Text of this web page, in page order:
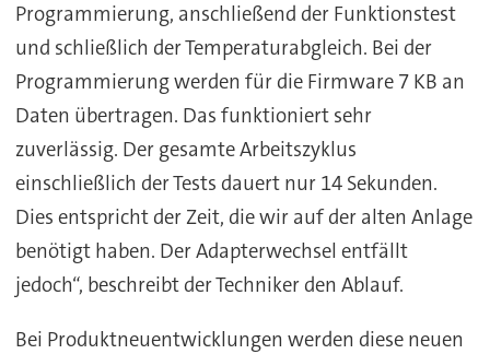
Programmierung, anschließend der Funktionstest
und schließlich der Temperaturabgleich. Bei der
Programmierung werden für die Firmware 7 KB an
Daten übertragen. Das funktioniert sehr
zuverlässig. Der gesamte Arbeitszyklus
einschließlich der Tests dauert nur 14 Sekunden.
Dies entspricht der Zeit, die wir auf der alten Anlage
benötigt haben. Der Adapterwechsel entfällt
jedoch“, beschreibt der Techniker den Ablauf.
Bei Produktneuentwicklungen werden diese neuen